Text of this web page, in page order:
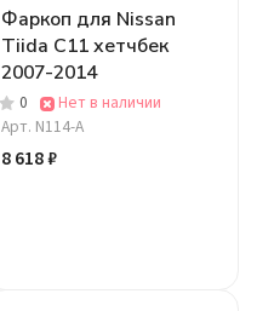
Фаркоп для Nissan
Tiida C11 хетчбек
2007-2014
0
Нет в наличии
Арт. N114-A
8 618 ₽